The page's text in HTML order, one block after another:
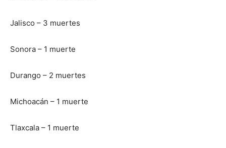
Jalisco – 3 muertes
Sonora – 1 muerte
Durango – 2 muertes
Michoacán – 1 muerte
Tlaxcala – 1 muerte